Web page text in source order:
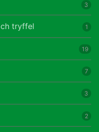
3
tryffel 1
19
7
3
2